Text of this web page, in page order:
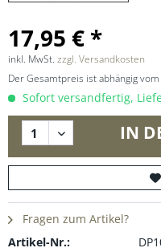
17,95 € *
inkl. MwSt. zzgl. Versandkosten
Der Gesamtpreis ist abhängig
Sofort versandfertig,
IN
Fragen zum Artikel?
Artikel-Nr.: